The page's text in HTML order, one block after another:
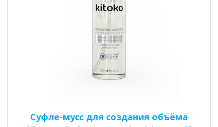
Суфле-мусс для создания объёма